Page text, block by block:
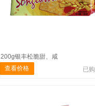
200g银丰松脆甜、咸
查看价格
已